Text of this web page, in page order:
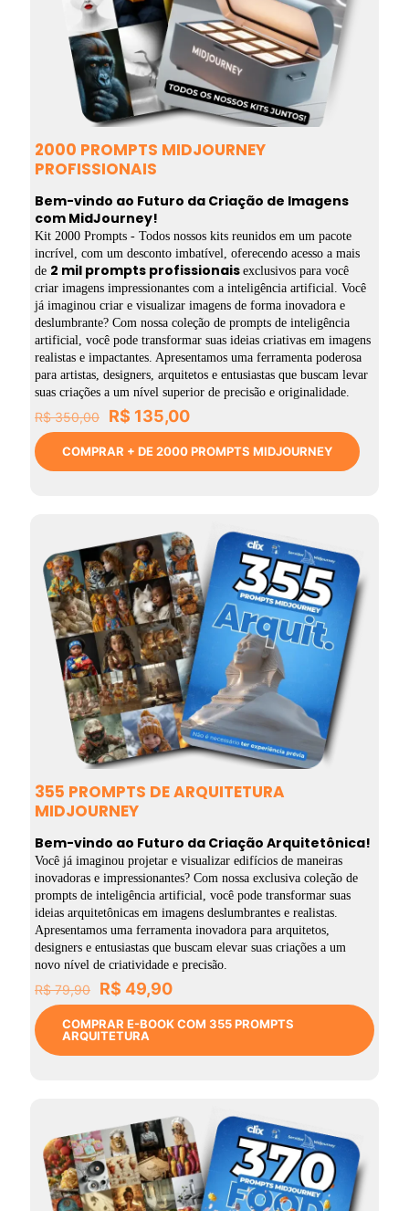
2000 PROMPTS MIDJOURNEY
PROFISSIONAIS
Bem-vindo ao Futuro da Criação de Imagens
com MidJourney!
Kit 2000 Prompts - Todos nossos kits reunidos em um pacote
incrível, com um desconto imbatível, oferecendo acesso a mais
de 2 mil prompts profissionais exclusivos para você
criar imagens impressionantes com a inteligência artificial. Você
já imaginou criar e visualizar imagens de forma inovadora e
deslumbrante? Com nossa coleção de prompts de inteligência
artificial, você pode transformar suas ideias criativas em imagens
realistas e impactantes. Apresentamos uma ferramenta poderosa
para artistas, designers, arquitetos e entusiastas que buscam levar
suas criações a um nível superior de precisão e originalidade.
R$350,00
O
preço
original
era:
R$ 135,00O
preço
atual
é:
COMPRAR + DE 2000 PROMPTS MIDJOURNEY
355 PROMPTS DE ARQUITETURA
MIDJOURNEY
Bem-vindo ao Futuro da Criação Arquitetônica!
Você já imaginou projetar e visualizar edifícios de maneiras
inovadoras e impressionantes? Com nossa exclusiva coleção de
prompts de inteligência artificial, você pode transformar suas
ideias arquitetônicas em imagens deslumbrantes e realistas.
Apresentamos uma ferramenta inovadora para arquitetos,
designers e entusiastas que buscam elevar suas criações a um
novo nível de criatividade e precisão.
R$79,90
O
preço
original
era:
R$ 79,90.
R$ 49,90O
preço
atual
R$ 49,90.
COMPRAR E-BOOK COM 355 PROMPTS
ARQUITETURA